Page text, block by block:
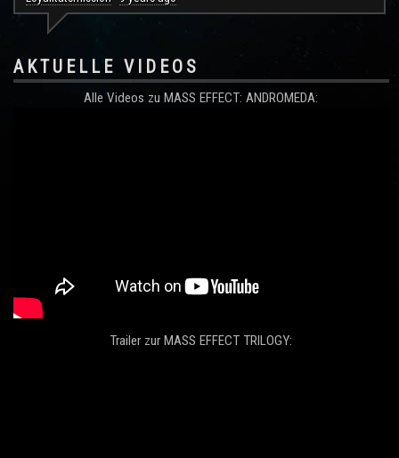
AKTUELLE VIDEOS
Alle Videos zu MASS EFFECT: ANDROMEDA:
Trailer zur MASS EFFECT TRILOGY: